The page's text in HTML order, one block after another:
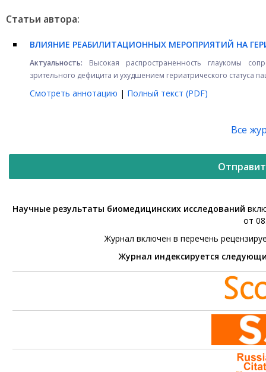
Статьи автора:
ВЛИЯНИЕ РЕАБИЛИТАЦИОННЫХ МЕРОПРИЯТИЙ НА
Актуальность: Высокая распространенность глаукомы
зрительного дефицита и ухудшением гериатрического статуса
Смотреть аннотацию | Полный текст (PDF)
Все
Научные результаты биомедицинских исследований
от
Журнал включен в перечень
Журнал индексируется